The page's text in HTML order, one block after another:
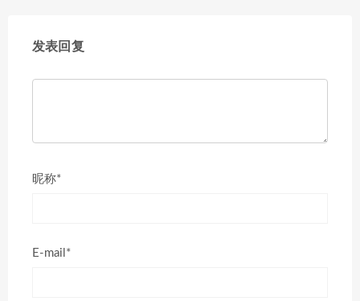
发表回复
昵称*
E-mail*